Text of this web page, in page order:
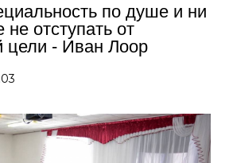
по душе и ни
не отступать от
цели - Иван Лоор